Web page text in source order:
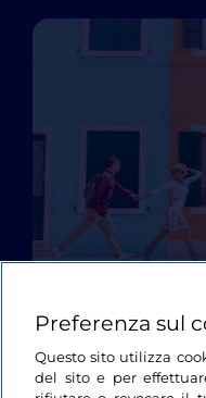
Preferenza sul
Questo sito utilizza
del sito e per